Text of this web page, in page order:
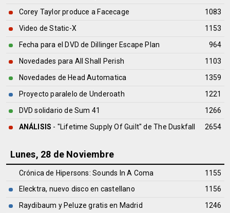
Corey Taylor produce a Facecage
1083
Video de Static-X
1153
Fecha para el DVD de Dillinger Escape Plan
964
Novedades para All Shall Perish
1103
Novedades de Head Automatica
1359
Proyecto paralelo de Underoath
1221
DVD solidario de Sum 41
1266
ANÁLISIS - "Lifetime Supply Of Guilt" deThe Duskfall 2654
Lunes, 28 de Noviembre
Crónica de Hipersons: Sounds In A Coma
1155
Elecktra, nuevo disco en castellano
1156
Raydibaum y Peluze gratis en Madrid
1246